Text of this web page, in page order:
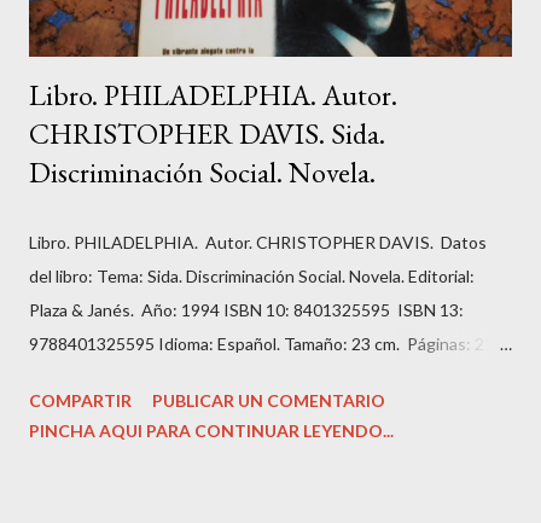
Libro. PHILADELPHIA. Autor.
CHRISTOPHER DAVIS. Sida.
Discriminación Social. Novela.
Libro. PHILADELPHIA. Autor. CHRISTOPHER DAVIS. Datos
del libro: Tema: Sida. Discriminación Social. Novela. Editorial:
Plaza & Janés. Año: 1994 ISBN 10: 8401325595 ISBN 13:
9788401325595 Idioma: Español. Tamaño: 23 cm. Páginas: 211.
imagen editorial. Condición: Bien. Hojas amarillentas por el
tiempo. Precio: 1.99 Euros. Andrew es un abogado prometedor
COMPARTIR
PUBLICAR UN COMENTARIO
PINCHA AQUI PARA CONTINUAR LEYENDO...